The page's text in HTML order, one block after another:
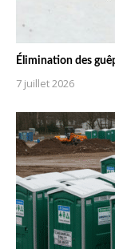
Élimination des
7 juillet 2026